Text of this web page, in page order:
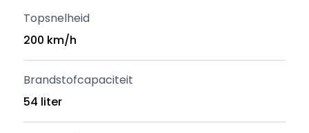
Topsnelheid
200 km/h
Brandstofcapaciteit
54 liter